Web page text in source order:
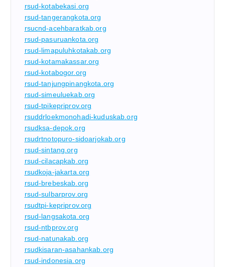
rsud-kotabekasi.org
rsud-tangerangkota.org
rsucnd-acehbaratkab.org
rsud-pasuruankota.org
rsud-limapuluhkotakab.org
rsud-kotamakassar.org
rsud-kotabogor.org
rsud-tanjungpinangkota.org
rsud-simeuluekab.org
rsud-tpikepriprov.org
rsuddrloekmonohadi-kuduskab.org
rsudksa-depok.org
rsudrtnotopuro-sidoarjokab.org
rsud-sintang.org
rsud-cilacapkab.org
rsudkoja-jakarta.org
rsud-brebeskab.org
rsud-sulbarprov.org
rsudtpi-kepriprov.org
rsud-langsakota.org
rsud-ntbprov.org
rsud-natunakab.org
rsudkisaran-asahankab.org
rsud-indonesia.org